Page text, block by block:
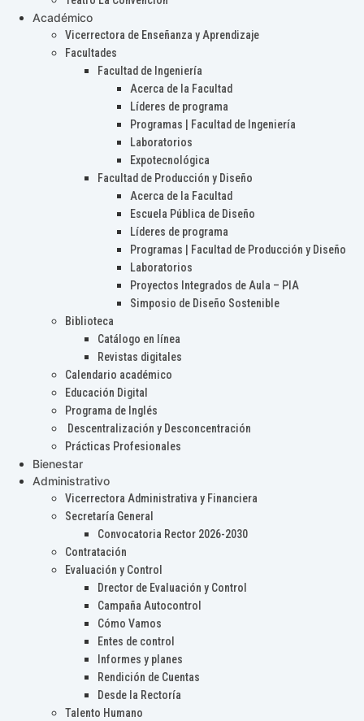
Académico
Vicerrectora de Enseñanza y Aprendizaje
Facultades
Facultad de Ingeniería
Acerca de la Facultad
Líderes de programa
Programas | Facultad de Ingeniería
Laboratorios
Expotecnológica
Facultad de Producción y Diseño
Acerca de la Facultad
Escuela Pública de Diseño
Líderes de programa
Programas | Facultad de Producción y Diseño
Laboratorios
Proyectos Integrados de Aula – PIA
Simposio de Diseño Sostenible
Biblioteca
Catálogo en línea
Revistas digitales
Calendario académico
Educación Digital
Programa de Inglés
Descentralización y Desconcentración
Prácticas Profesionales
Bienestar
Administrativo
Vicerrectora Administrativa y Financiera
Secretaría General
Convocatoria Rector 2026-2030
Contratación
Evaluación y Control
Drector de Evaluación y Control
Campaña Autocontrol
Cómo Vamos
Entes de control
Informes y planes
Rendición de Cuentas
Desde la Rectoría
Talento Humano